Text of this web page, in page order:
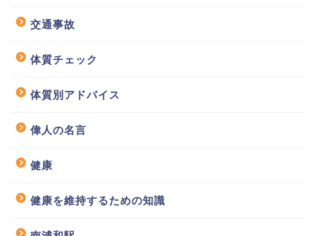
交通事故
体質チェック
体質別アドバイス
偉人の名言
健康
健康を維持するための知識